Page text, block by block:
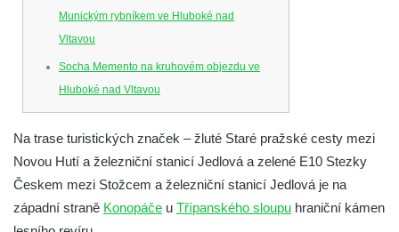
Munickým rybníkem ve Hluboké nad
Vltavou
Socha Memento na kruhovém objezdu ve
Hluboké nad Vltavou
Socha Chalikotérium v ZOO Hluboká
Socha Smilodon v ZOO Hluboká
Socha Plejtvák obrovský v ZOO Hluboká
Na trase turistických značek – žluté Staré pražské cesty mezi
Novou Hutí a železniční stanicí Jedlová a zelené E10 Stezky
Českem mezi Stožcem a železniční stanicí Jedlová je na
západní straně Konopáče u Třípanského sloupu hraniční kámen